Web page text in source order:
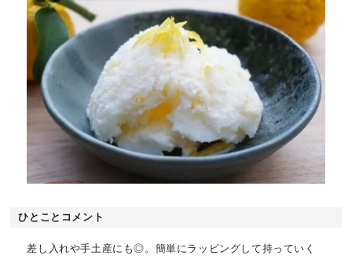
ひとことコメント
差し入れや手土産にも◎。簡単にラッピングして持っていく